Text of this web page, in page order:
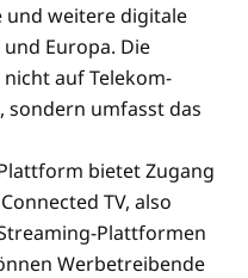
und weitere digitale
Europa. Die
auf Telekom-
sondern umfasst das
bietet Zugang
TV, also
Plattformen
Werbetreibende